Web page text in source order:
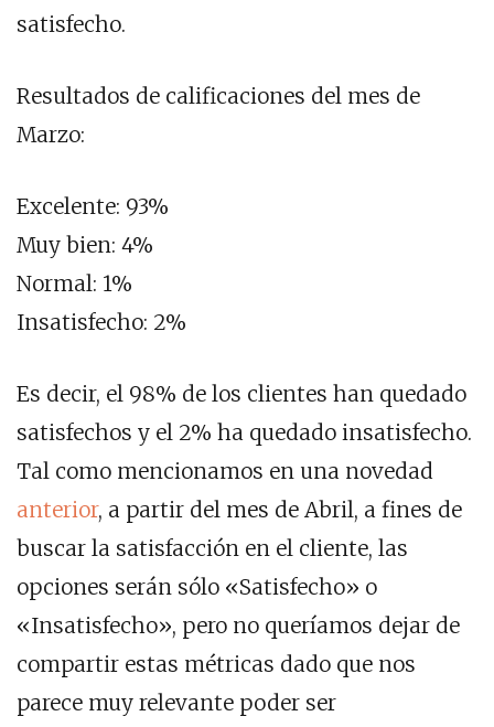
satisfecho.
Resultados de calificaciones del mes de
Marzo:
Excelente: 93%
Muy bien: 4%
Normal: 1%
Insatisfecho: 2%
Es decir, el 98% de los clientes han quedado
satisfechos y el 2% ha quedado insatisfecho.
Tal como mencionamos en una novedad
anterior, a partir del mes de Abril, a fines de
buscar la satisfacción en el cliente, las
opciones serán sólo «Satisfecho» o
«Insatisfecho», pero no queríamos dejar de
compartir estas métricas dado que nos
parece muy relevante poder ser